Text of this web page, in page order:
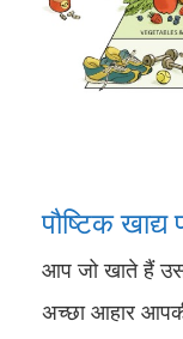
पौष्टिक
आप जो खाते हैं
अच्छा आहार